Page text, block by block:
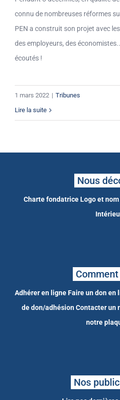
connu de nombreuses réformes
PEN a construit son projet avec
des employeurs, des
écoutés !
1 mars 2022 | Tribunes
Lire la suite
Nous
Charte fondatrice Logo et nom
Adhérer en ligneFaire un don en
de don/adhésion Contacter un
notre
Nos